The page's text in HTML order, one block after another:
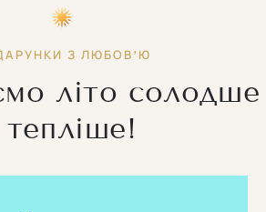
З ЛЮБОВʼЮ
літо солодше
тепліше!